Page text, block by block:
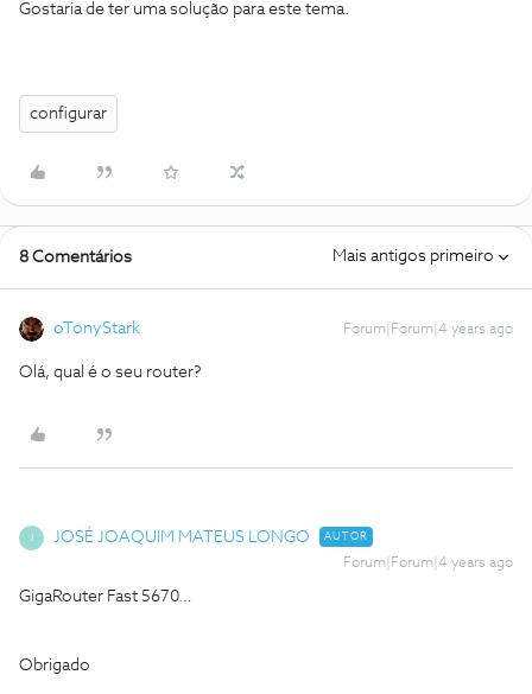
Gostaria de ter uma solução para este tema.
configurar
8 Comentários Mais antigos primeiro
oTonyStark Forum|Forum|4 years ago
Olá, qual é o seu router?
JOSÉ JOAQUIM MATEUS LONGO AUTOR
Forum|Forum|4 years ago
GigaRouter Fast 5670…
Obrigado